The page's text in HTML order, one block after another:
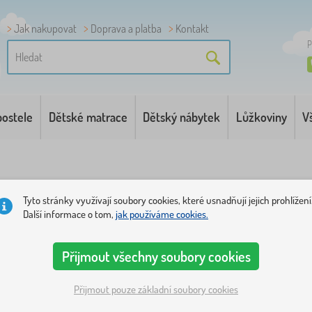
Jak nakupovat Doprava a platba Kontakt
Dětské matrace Dětský nábytek Lůžkoviny
Tyto stránky využívají soubory cookies, které usnadňují jejich
Další informace o tom, jak používáme cookies.
Přijmout všechny soubory cookies
Přijmout pouze základní soubory cookies